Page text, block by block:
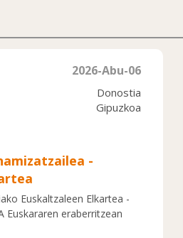
2026-Abu-06
Donostia
Gipuzkoa
-
Euskaltzaleen Elkartea -
Euskararen eraberritzean